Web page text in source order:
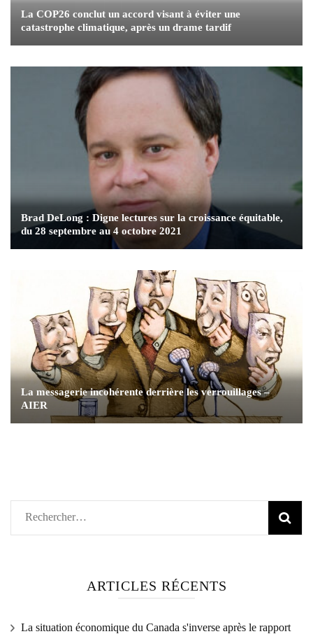
La COP26 conclut un accord visant à éviter une
catastrophe climatique, après un drame tardif
Brad DeLong : Digne lectures sur la croissance équitable,
du 28 septembre au 4 octobre 2021
La messagerie incohérente derrière les verrouillages –
AIER
Rechercher :
ARTICLES RÉCENTS
La situation économique du Canada s'inverse après le rapport